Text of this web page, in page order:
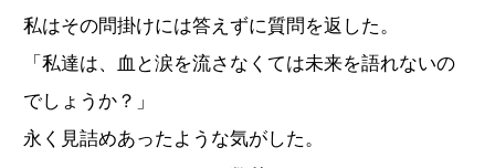
私はその問掛けには答えずに質問を返した。
「私達は、血と涙を流さなくては未来を語れないの
でしょうか？」
永く見詰めあったような気がした。